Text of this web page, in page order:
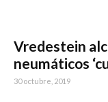
Vredestein
neumáticos
30 octubre, 2019